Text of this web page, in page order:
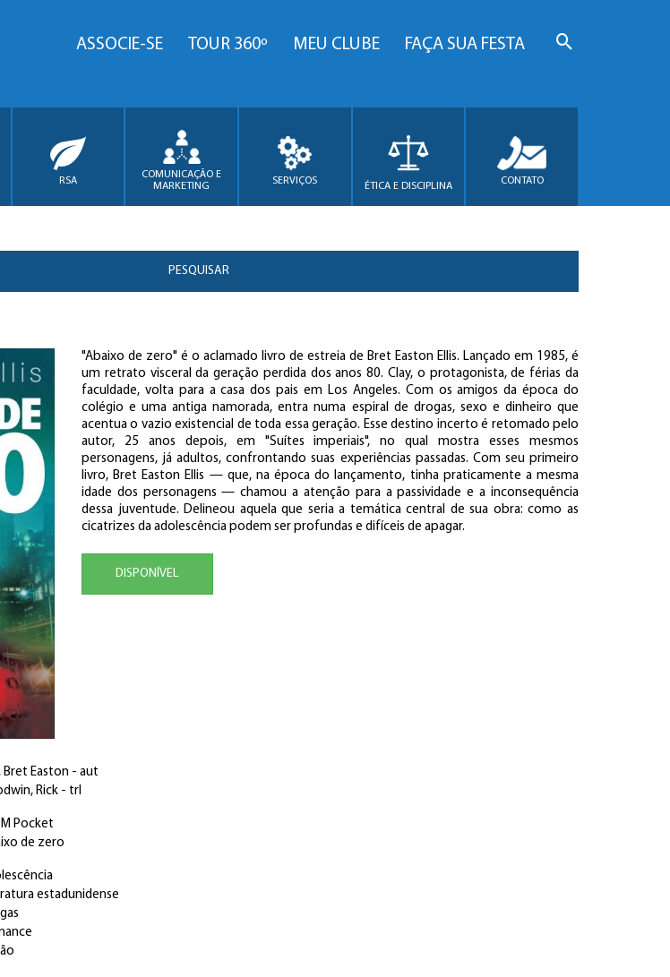
ASSOCIE-SE TOUR 360º MEU CLUBE FAÇA SUA FESTA
RSA
COMUNICAÇÃO E
MARKETING
SERVIÇOS ÉTICA E DISCIPLINA CONTATO
PESQUISAR
"Abaixo de zero" é o aclamado livro de estreia de Bret Easton Ellis. Lançado em 1985, é
um retrato visceral da geração perdida dos anos 80. Clay, o protagonista, de férias da
faculdade, volta para a casa dos pais em Los Angeles. Com os amigos da época do
colégio e uma antiga namorada, entra numa espiral de drogas, sexo e dinheiro que
acentua o vazio existencial de toda essa geração. Esse destino incerto é retomado pelo
autor, 25 anos depois, em "Suítes imperiais", no qual mostra esses mesmos
personagens, já adultos, confrontando suas experiências passadas. Com seu primeiro
livro, Bret Easton Ellis — que, na época do lançamento, tinha praticamente a mesma
idade dos personagens — chamou a atenção para a passividade e a inconsequência
dessa juventude. Delineou aquela que seria a temática central de sua obra: como as
cicatrizes da adolescência podem ser profundas e difíceis de apagar.
DISPONÍVEL
Bret Easton - aut
Rick- trl
Pocket
de zero
estadunidense